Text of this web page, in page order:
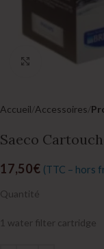
Click to enlarge
Accueil Accessoires
Saeco
17,50€ (TTC – hors
Quantité
1 water filter cartridge